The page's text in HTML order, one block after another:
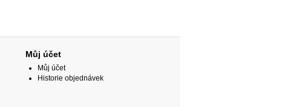
Můj účet
Můj účet
Historie objednávek